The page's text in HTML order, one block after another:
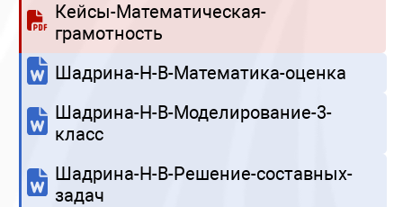
Кейсы-Математическая-
грамотность
Шадрина-Н-В-Математика-оценка
Шадрина-Н-В-Моделирование-3-
класс
Шадрина-Н-В-Решение-составных-
задач